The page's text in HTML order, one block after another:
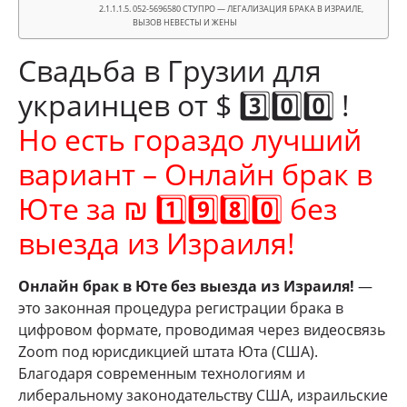
052-5696580 СТУПРО — ЛЕГАЛИЗАЦИЯ БРАКА В ИЗРАИЛЕ,
ВЫЗОВ НЕВЕСТЫ И ЖЕНЫ
Свадьба в Грузии для
украинцев от $ 3️⃣0️⃣0️⃣ !
Но есть гораздо лучший
вариант – Онлайн брак в
Юте за ₪ 1️⃣9️⃣8️⃣0️⃣ без
выезда из Израиля!
Онлайн брак в Юте без выезда из Израиля! —
это законная процедура регистрации брака в
цифровом формате, проводимая через видеосвязь
Zoom под юрисдикцией штата Юта (США).
Благодаря современным технологиям и
либеральному законодательству США, израильские